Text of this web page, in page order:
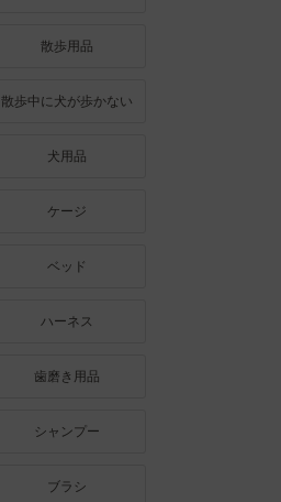
散歩用品
散歩中に犬が歩かない
犬用品
ケージ
ベッド
ハーネス
歯磨き用品
シャンプー
ブラシ